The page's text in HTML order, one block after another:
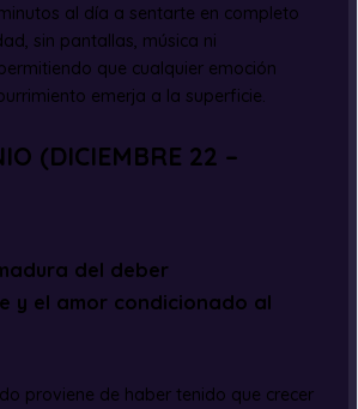
al día a sentarte en completo
sin pantallas, música ni
que cualquier emoción
emerja a la superficie.
(DICIEMBRE 22 –
del deber
y el amor condicionado al
proviene de haber tenido que crecer